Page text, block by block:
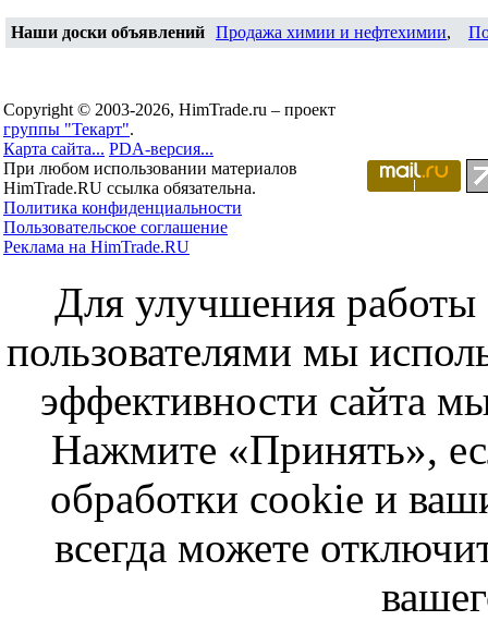
Наши доски объявлений Продажа химии и нефтехимии,
Copyright © 2003-2026, HimTrade.ru – проект
группы "Текарт".
Карта сайта... PDA-версия...
При любом использовании материалов
HimTrade.RU ссылка обязательна.
Политика конфиденциальности
Пользовательское соглашение
Реклама на HimTrade.RU
Для улучшения работы
пользователями мы
эффективности сайта
Нажмите «Принять»,
обработки cookie и
всегда можете